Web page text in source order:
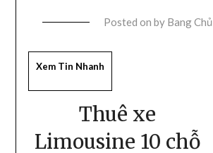
Posted on by Bang Chủ
Xem Tin Nhanh
Thuê xe
Limousine 10 chỗ